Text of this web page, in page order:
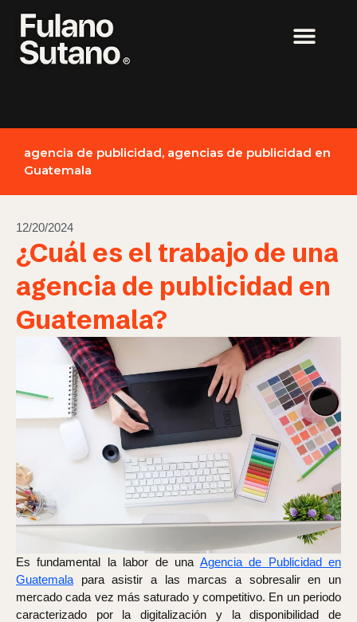
agencia de publicidad, agencias de publicidad en
Guatemala
12/20/2024
¿Cuál es el trabajo de una
agencia de publicidad en
Guatemala?
Es fundamental la labor de una Agencia de Publicidad en
Guatemala para asistir a las marcas a sobresalir en un
mercado cada vez más saturado y competitivo. En un periodo
caracterizado por la digitalización y la disponibilidad de